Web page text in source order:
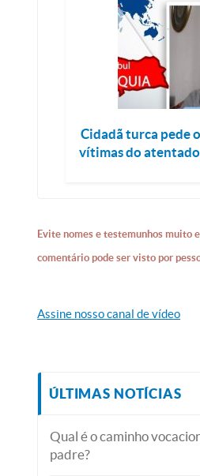
Cidadã turca pede
vítimas do
Evite nomes e testemunhos muito
comentário pode ser visto por
Assine nosso canal de vídeo
ÚLTIMAS NOTÍCIAS
Qual é o caminho
padre?